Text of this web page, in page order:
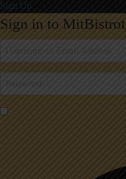
Sign Up
Sign in to MitBistrot